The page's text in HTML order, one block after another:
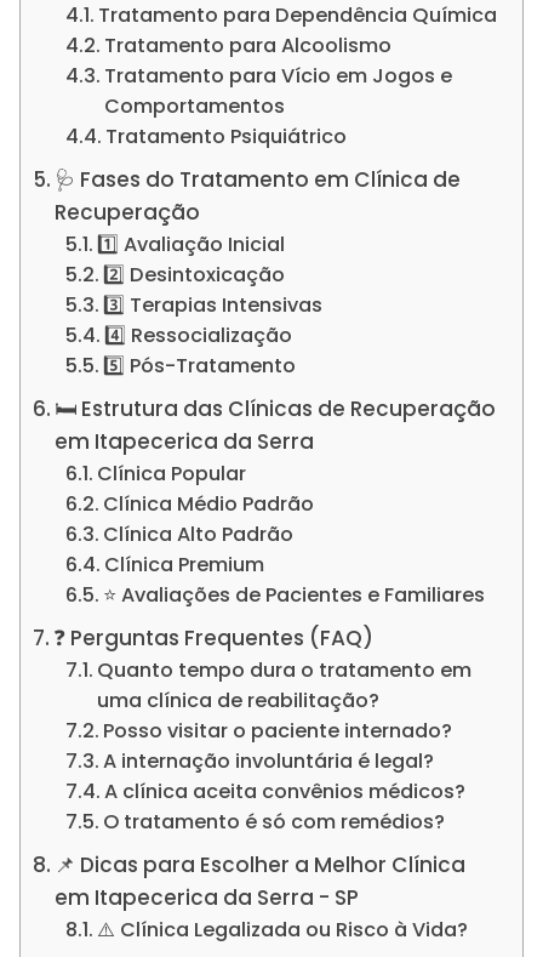
Tratamento para Dependência Química
Tratamento para Alcoolismo
Tratamento para Vício em Jogos e
Comportamentos
Tratamento Psiquiátrico
🩺 Fases do Tratamento em Clínica de
Recuperação
1️⃣ Avaliação Inicial
2️⃣ Desintoxicação
3️⃣ Terapias Intensivas
4️⃣ Ressocialização
5️⃣ Pós-Tratamento
🛏️ Estrutura das Clínicas de Recuperação
em Itapecerica da Serra
Clínica Popular
Clínica Médio Padrão
Clínica Alto Padrão
Clínica Premium
⭐ Avaliações de Pacientes e Familiares
❓ Perguntas Frequentes (FAQ)
Quanto tempo dura o tratamento em
uma clínica de reabilitação?
Posso visitar o paciente internado?
A internação involuntária é legal?
A clínica aceita convênios médicos?
O tratamento é só com remédios?
📌 Dicas para Escolher a Melhor Clínica
em Itapecerica da Serra - SP
⚠️ Clínica Legalizada ou Risco à Vida?